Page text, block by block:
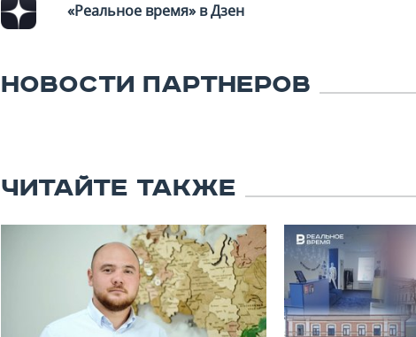
«Реальное время» в Дзен
НОВОСТИ ПАРТНЕРОВ
ЧИТАЙТЕ ТАКЖЕ